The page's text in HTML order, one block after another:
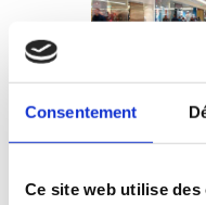
Consentement
Ce site web utilise des
À partir